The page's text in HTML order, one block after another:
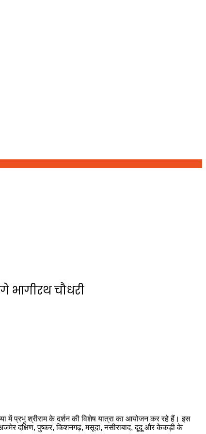
भागीरथ चौधरी
में प्रभु श्रीराम के दर्शन की विशेष यात्रा का आयोजन कर रहे हैं। इस
दक्षिण, पुष्कर, किशनगढ़, मसूदा, नसीराबाद, दूदू और केकड़ी के